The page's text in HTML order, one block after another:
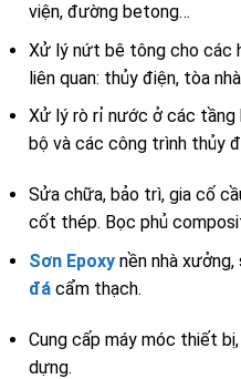
viện, đường betong…
Xử lý nứt bê tông cho các
liên quan: thủy điện, tòa
Xử lý rò rỉ nước ở các tầng
bộ và các công trình thủy
Sửa chữa, bảo trì, gia cố
cốt thép. Bọc phủ
Sơn Epoxynền nhà xưởng,
đácẩm thạch.
Cung cấp máy móc thiết
dựng.